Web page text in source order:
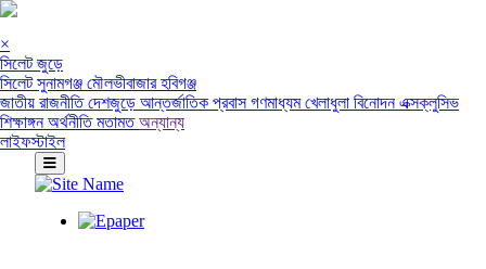
×
সিলেট জুড়ে
সিলেটসুনামগঞ্জ মৌলভীবাজারহবিগঞ্জ
জাতীয় রাজনীতিদেশজুড়ে আন্তর্জাতিক প্রবাসগণমাধ্যমখেলাধুলা বিনোদনএক্সক্লুসিভ
শিক্ষাঙ্গনঅর্থনীতিমতামতঅন্যান্য
লাইফস্টাইল